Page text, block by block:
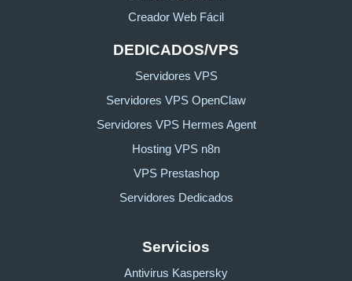
Creador Web Fácil
DEDICADOS/VPS
Servidores VPS
Servidores VPS OpenClaw
Servidores VPS Hermes Agent
Hosting VPS n8n
VPS Prestashop
Servidores Dedicados
Servicios
Antivirus Kaspersky